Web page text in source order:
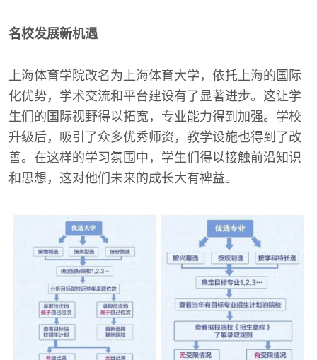
名校发展新机遇
上海体育学院改名为上海体育大学，依托上海的国际
化优势，学术交流和平台建设有了显著进步。这让学
生们的国际视野得以拓宽，专业能力得到加强。学校
升级后，吸引了众多优秀师资，教学设施也得到了改
善。在这样的学习氛围中，学生们得以接触前沿知识
和思想，这对他们未来的成长大有裨益。